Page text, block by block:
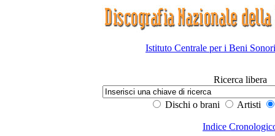
Istituto Centrale per i Beni
Ricerca libera
Dischi o brani Artisti
Indice